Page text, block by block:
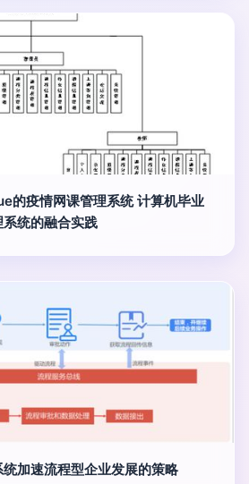
的疫情网课管理系统 计算机毕业
统的融合实践
加速流程型企业发展的策略